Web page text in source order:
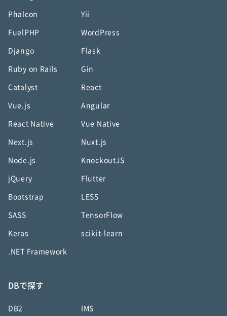
Phalcon Yii
FuelPHP WordPress
Django Flask
Ruby on Rails Gin
Catalyst React
Vue.js Angular
React Native Vue Native
Next.js Nuxt.js
Node.js KnockoutJS
jQuery Flutter
Bootstrap LESS
SASS TensorFlow
Keras scikit-learn
.NET Framework
DBで探す
DB2 IMS